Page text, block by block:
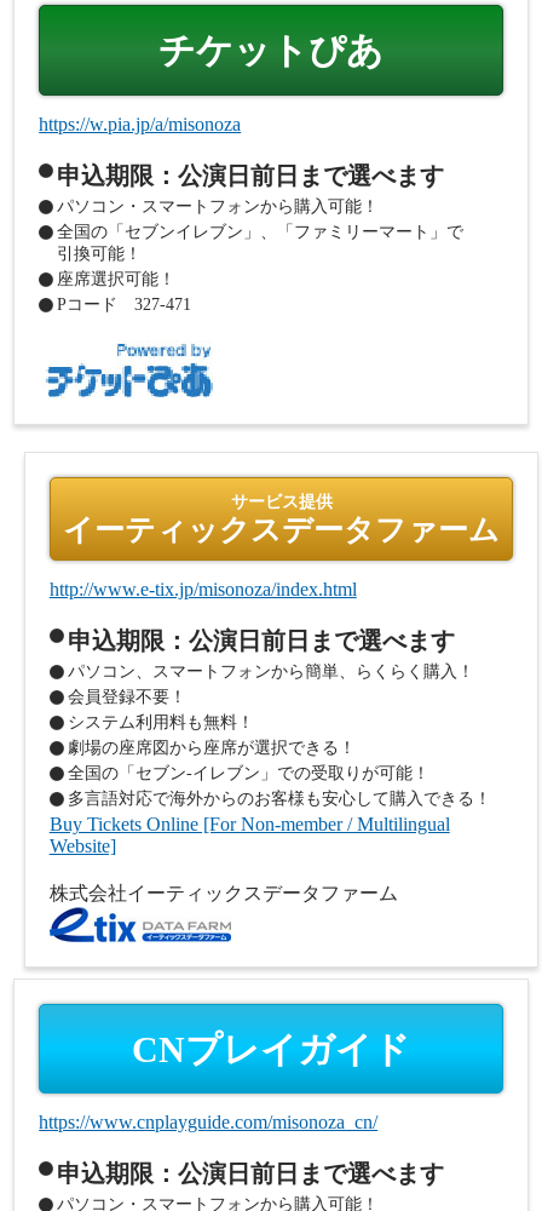
チケットぴあ
https://w.pia.jp/a/misonoza
申込期限：公演日前日まで選べます
パソコン・スマートフォンから購入可能！
全国の「セブンイレブン」、「ファミリーマート」で
引換可能！
座席選択可能！
Pコード 327-471
サービス提供
イーティックスデータファーム
http://www.e-tix.jp/misonoza/index.html
申込期限：公演日前日まで選べます
パソコン、スマートフォンから簡単、らくらく購入！
会員登録不要！
システム利用料も無料！
劇場の座席図から座席が選択できる！
全国の「セブン-イレブン」での受取りが可能！
多言語対応で海外からのお客様も安心して購入できる！
Buy Tickets Online [For Non-member / Multilingual
Website]
株式会社イーティックスデータファーム
CNプレイガイド
https://www.cnplayguide.com/misonoza_cn/
申込期限：公演日前日まで選べます
パソコン・スマートフォンから購入可能！